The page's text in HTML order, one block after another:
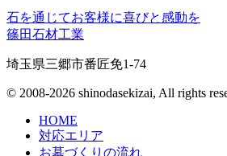
石を通じてお客様に喜びと感動を
篠田石材工業
埼玉県三郷市番匠免1-74
© 2008-2026 shinodasekizai, All rights
HOME
対応エリア
お墓づくりの流れ